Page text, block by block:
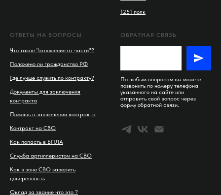
1251 полк
ОТВЕТЫ НА ВОПРОСЫ
Что такое "отношение от части"?
Положено ли гражданство РФ
Где лучше служить по контракту?
Документы для заключения
контракта
Помощь в заключении контракта
Контракт на СВО
Как попасть в БПЛА
Служба артиллеристом на СВО
Как в зоне СВО заверить
доверенность
Оклад за звание что это ?
ОБРАТНАЯ СВЯЗЬ
По любым вопросам вы можете
позвонить по номеру телефона
указанного на сайте или
отправить свой вопрос через
форму обратной связи.